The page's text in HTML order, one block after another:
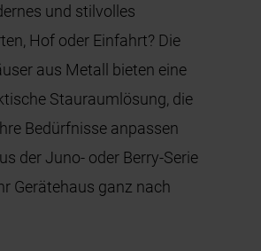
und stilvolles
Hof oder Einfahrt? Die
aus Metall bieten eine
Stauraumlösung, die
Bedürfnisse anpassen
der Juno- oder Berry‑Serie
Gerätehaus ganz nach